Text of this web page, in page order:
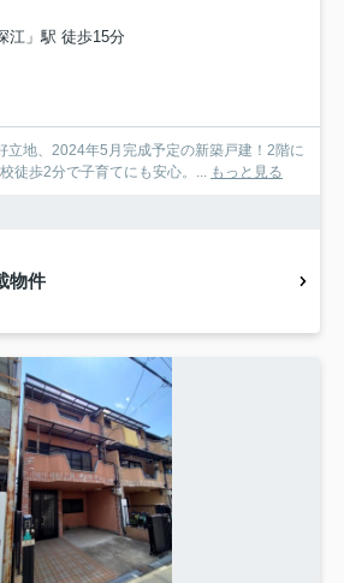
江」駅 徒歩15分
立地、2024年5月完成予定の新築戸建！2階に
徒歩2分で子育てにも安心。... もっと見る
物件